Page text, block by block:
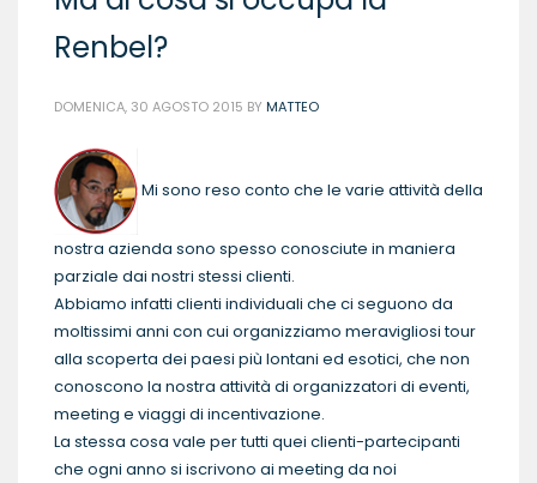
Renbel?
DOMENICA, 30 AGOSTO 2015 BY MATTEO
Mi sono reso conto che le varie attività della
nostra azienda sono spesso conosciute in maniera
parziale dai nostri stessi clienti.
Abbiamo infatti clienti individuali che ci seguono da
moltissimi anni con cui organizziamo meravigliosi tour
alla scoperta dei paesi più lontani ed esotici, che non
conoscono la nostra attività di organizzatori di eventi,
meeting e viaggi di incentivazione.
La stessa cosa vale per tutti quei clienti-partecipanti
che ogni anno si iscrivono ai meeting da noi